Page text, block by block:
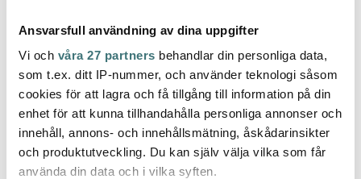
Ansvarsfull användning av dina uppgifter
Vi och våra 27 partners behandlar din personliga data,
som t.ex. ditt IP-nummer, och använder teknologi såsom
cookies för att lagra och få tillgång till information på din
enhet för att kunna tillhandahålla personliga annonser och
innehåll, annons- och innehållsmätning, åskådarinsikter
och produktutveckling. Du kan själv välja vilka som får
använda din data och i vilka syften.
Vargen & Thor
Pastakorg 21 cm rostfri
395 kr
Vargen & Thor
Frost salladsbestick 2
delar svart
295 kr